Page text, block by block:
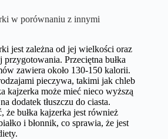
w porównaniu z innymi
jest zależna od jej wielkości oraz
Przeciętna bułka
zawiera około 130-150 kalorii.
pieczywa, takimi jak chleb
kajzerka może mieć nieco wyższą
dodatek tłuszczu do ciasta.
że bułka kajzerka jest również
i błonnik, co sprawia, że jest